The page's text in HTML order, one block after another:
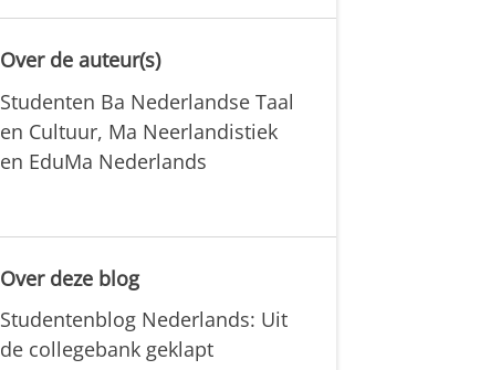
Over de auteur(s)
Studenten Ba Nederlandse Taal
en Cultuur, Ma Neerlandistiek
en EduMa Nederlands
Over deze blog
Studentenblog Nederlands: Uit
de collegebank geklapt